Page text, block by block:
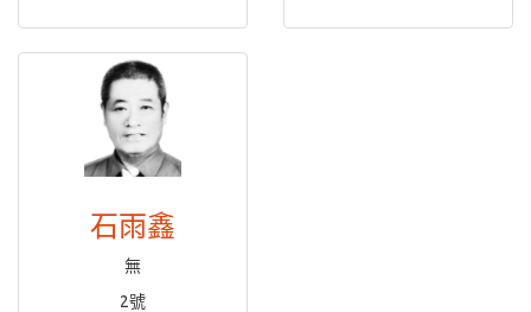
石雨鑫
無
2號